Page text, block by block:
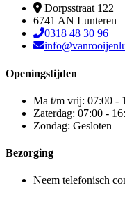
Dorpsstraat 122
6741 AN Lunteren
0318 48 30 96
Openingstijden
Ma t/m vrij: 07:00 -
Zaterdag: 07:00 -
Zondag: Gesloten
Bezorging
Neem telefonisch